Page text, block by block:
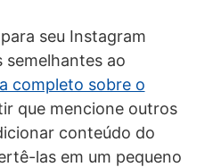
seu Instagram
ao
completo sobre o
que mencione outros
conteúdo do
las em um pequeno